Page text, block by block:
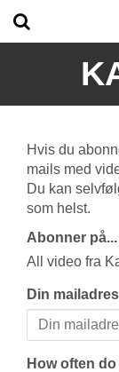
Hvis du
mails med
Du kan
som helst.
Abonner på...
All video fra
Din
How often